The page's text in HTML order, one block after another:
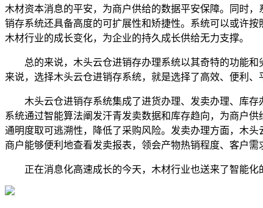
木材资本消息的平安，为商户供给的数据平安保障。同时
销存系统还具备高度的可扩展性和矫捷性。系统可以或许
木材行业的成长变化，为企业的持久成长供给无力支撑。
总的来说，木头云仓进销存办理系统以其奇特的功能和
来说，选择木头云仓进销存系统，就是选择了高效、便利
木头云仓进销存系统集成了进货办理、发卖办理、库存
系统通过智能算法阐发汗青发卖数据和库存趋向，为商户
通明度取可逃溯性，降低了采购风险。发卖办理方面，木
商户能够便利地查看发卖报表，领会产物热销程度、客户
正在消息化高速成长的今天，木材行业也送来了智能化